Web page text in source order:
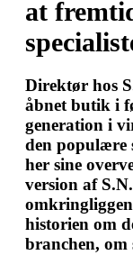
at
Direktør hos
åbnet butik i
generation i
den populære
her sine
version af
historien om
branchen,